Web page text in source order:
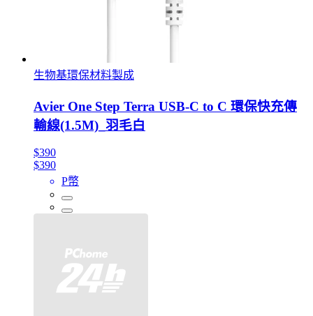
生物基環保材料製成
Avier One Step Terra USB-C to C 環保快充傳
輸線(1.5M)_羽毛白
$390
$390
P幣